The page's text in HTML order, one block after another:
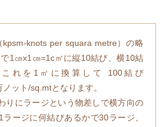
kpsm-knots per squara metre）の略
1㎝x1㎝=1c㎡に縦10結び、横10結
れを1㎡に換算して 100結び
ット/sq.mtとなります。
りにラージという物差しで横方向の
ージに何結びあるかで30ラージ、